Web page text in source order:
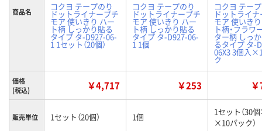
商品名 コクヨ テープのり
ドットライナープチ
モア 使いきり ハー
ト柄 しっかり貼る
タイプ タ-D927-06-
1 1セット（20個）
コクヨ テープのり
ドットライナープチ
モア 使いきり ハー
ト柄 しっかり貼る
タイプ タ-D927-06-
1 1個
コクヨ テー
ドットライ
モア 使いき
ト柄・フラワ
ター柄 しっ
るタイプ タ-
06X3 3個入
ク
価格
(税込)
￥4,717 ￥253
販売単位 1セット（20個） 1個
1セット（30個
×10パック）